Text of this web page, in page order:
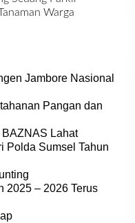
Warga
Jambore Nasional
Pangan dan
Lahat
Polda Sumsel Tahun
2025 – 2026 Terus